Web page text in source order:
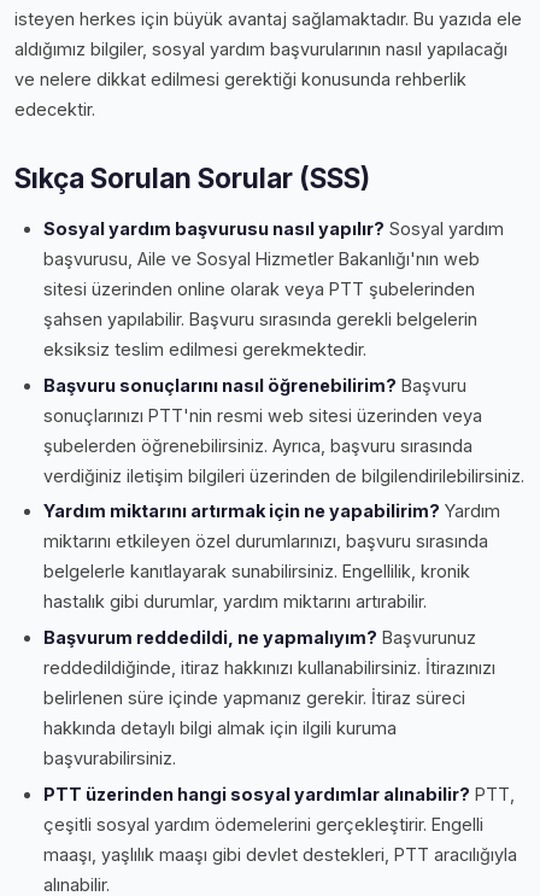
isteyen herkes için büyük avantaj sağlamaktadır. Bu yazıda ele
aldığımız bilgiler, sosyal yardım başvurularının nasıl yapılacağı
ve nelere dikkat edilmesi gerektiği konusunda rehberlik
edecektir.
Sıkça Sorulan Sorular (SSS)
Sosyal yardım başvurusu nasıl yapılır? Sosyal yardım
başvurusu, Aile ve Sosyal Hizmetler Bakanlığı'nın web
sitesi üzerinden online olarak veya PTT şubelerinden
şahsen yapılabilir. Başvuru sırasında gerekli belgelerin
eksiksiz teslim edilmesi gerekmektedir.
Başvuru sonuçlarını nasıl öğrenebilirim? Başvuru
sonuçlarınızı PTT'nin resmi web sitesi üzerinden veya
şubelerden öğrenebilirsiniz. Ayrıca, başvuru sırasında
verdiğiniz iletişim bilgileri üzerinden de bilgilendirilebilirsiniz.
Yardım miktarını artırmak için ne yapabilirim? Yardım
miktarını etkileyen özel durumlarınızı, başvuru sırasında
belgelerle kanıtlayarak sunabilirsiniz. Engellilik, kronik
hastalık gibi durumlar, yardım miktarını artırabilir.
Başvurum reddedildi, ne yapmalıyım? Başvurunuz
reddedildiğinde, itiraz hakkınızı kullanabilirsiniz. İtirazınızı
belirlenen süre içinde yapmanız gerekir. İtiraz süreci
hakkında detaylı bilgi almak için ilgili kuruma
başvurabilirsiniz.
PTT üzerinden hangi sosyal yardımlar alınabilir? PTT,
çeşitli sosyal yardım ödemelerini gerçekleştirir. Engelli
maaşı, yaşlılık maaşı gibi devlet destekleri, PTT aracılığıyla
alınabilir.